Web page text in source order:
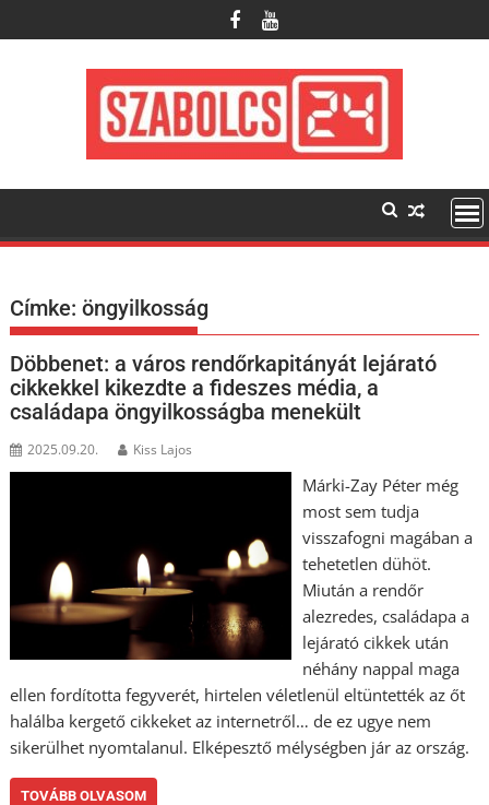
to
Címke:öngyilkosság
Döbbenet: a város rendőrkapitányát lejárató
cikkekkel kikezdte a fideszes média, a
családapa öngyilkosságba menekült
2025.09.20. Kiss Lajos
Márki-Zay Péter még
most sem tudja
visszafogni magában a
tehetetlen dühöt.
Miután a rendőr
alezredes, családapa a
lejárató cikkek után
néhány nappal maga
ellen fordította fegyverét, hirtelen véletlenül eltüntették az őt
halálba kergető cikkeket az internetről… de ez ugye nem
sikerülhet nyomtalanul. Elképesztő mélységben jár az ország.
TOVÁBB OLVASOM